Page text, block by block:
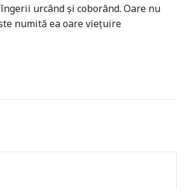
urcând și coborând. Oare nu
numită ea oare viețuire